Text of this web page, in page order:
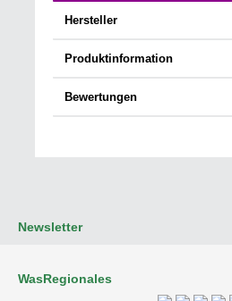
Hersteller
Produktinformation
Bewertungen
Newsletter
WasRegionales